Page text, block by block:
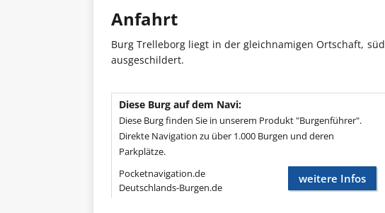
Anfahrt
Burg Trelleborg liegt in der gleichnamigen Ortschaft,
ausgeschildert.
Diese Burg auf dem Navi:
Diese Burg finden Sie in unserem Produkt "Burgenführer".
Direkte Navigation zu über 1.000 Burgen und deren
Parkplätze.
Pocketnavigation.de
Deutschlands-Burgen.de
weitere Infos